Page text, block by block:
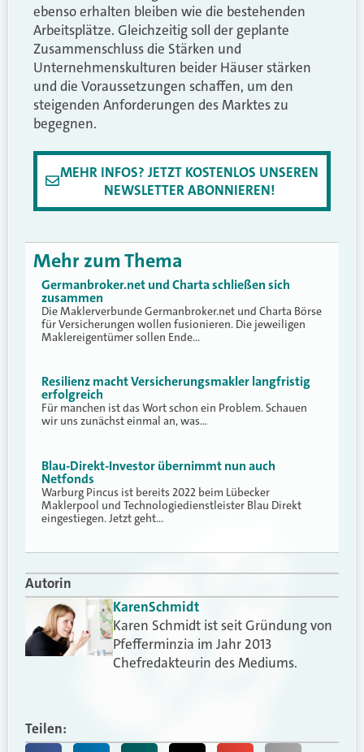
ebenso erhalten bleiben wie die bestehenden
Arbeitsplätze. Gleichzeitig soll der geplante
Zusammenschluss die Stärken und
Unternehmenskulturen beider Häuser stärken
und die Voraussetzungen schaffen, um den
steigenden Anforderungen des Marktes zu
begegnen.
MEHR INFOS? JETZT KOSTENLOS UNSEREN
NEWSLETTER ABONNIEREN!
Mehr zum Thema
Germanbroker.net und Charta schließen sich
zusammen
Die Maklerverbunde Germanbroker.net und Charta Börse
für Versicherungen wollen fusionieren. Die jeweiligen
Maklereigentümer sollen Ende…
Resilienz macht Versicherungsmakler langfristig
erfolgreich
Für manchen ist das Wort schon ein Problem. Schauen
wir uns zunächst einmal an, was…
Blau-Direkt-Investor übernimmt nun auch
Netfonds
Warburg Pincus ist bereits 2022 beim Lübecker
Maklerpool und Technologiedienstleister Blau Direkt
eingestiegen. Jetzt geht…
Autorin
KarenSchmidt
Karen Schmidt ist seit Gründung von
Pfefferminzia im Jahr 2013
Chefredakteurin des Mediums.
Teilen: